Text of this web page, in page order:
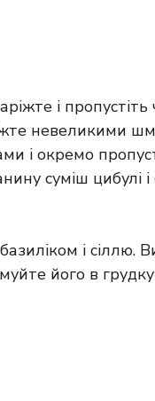
і
невеликими
і окремо
суміш цибулі і
і сіллю.
його в